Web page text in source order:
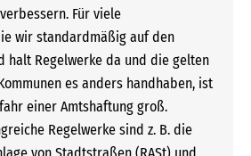
Für viele
wir standardmäßig auf den
halt Regelwerke da und die gelten
es anders handhaben, ist
einer Amtshaftung groß.
Regelwerke sind z. B. die